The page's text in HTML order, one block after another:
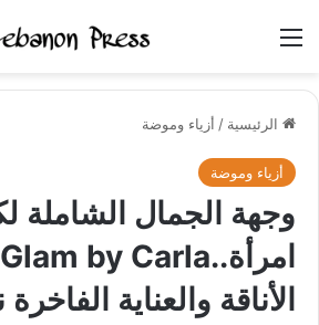
الرئيسية / أزياء وموضة
أزياء وموضة
وجهة الجمال الشاملة
الأناقة والعناية